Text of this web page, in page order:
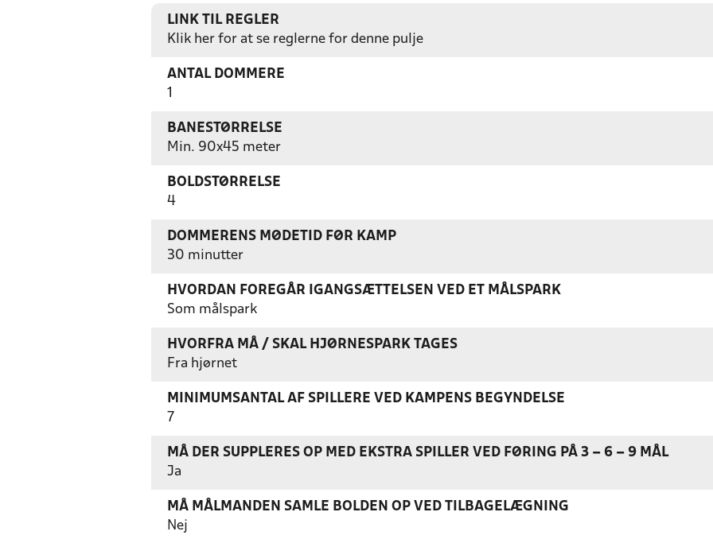
LINK TIL REGLER
Klik her for at se reglerne for denne pulje
ANTAL DOMMERE
1
BANESTØRRELSE
Min. 90x45 meter
BOLDSTØRRELSE
4
DOMMERENS MØDETID FØR KAMP
30 minutter
HVORDAN FOREGÅR IGANGSÆTTELSEN VED ET MÅLSPARK
Som målspark
HVORFRA MÅ / SKAL HJØRNESPARK TAGES
Fra hjørnet
MINIMUMSANTAL AF SPILLERE VED KAMPENS BEGYNDELSE
7
MÅ DER SUPPLERES OP MED EKSTRA SPILLER VED FØRING PÅ 3 – 6 – 9 MÅL
Ja
MÅ MÅLMANDEN SAMLE BOLDEN OP VED TILBAGELÆGNING
Nej